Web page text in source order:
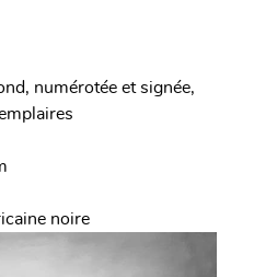
numérotée et signée,
noire